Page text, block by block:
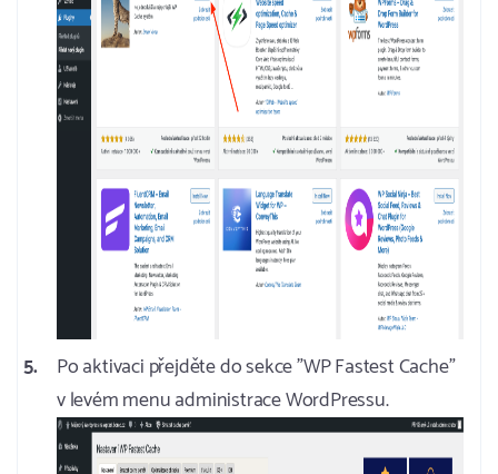
Po aktivaci přejděte do sekce "WP Fastest Cache"
v levém menu administrace WordPressu.